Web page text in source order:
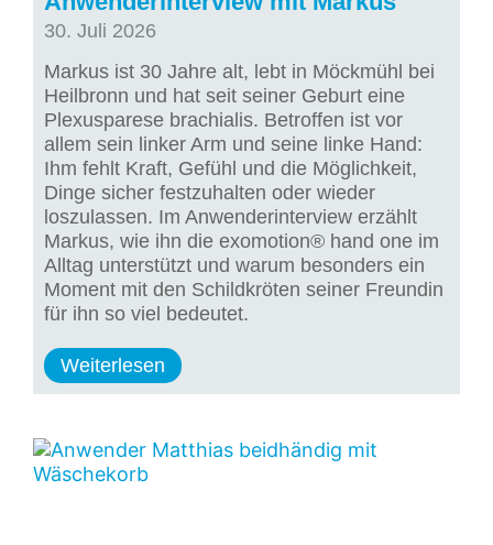
30. Juli 2026
Markus ist 30 Jahre alt, lebt in Möckmühl bei
Heilbronn und hat seit seiner Geburt eine
Plexusparese brachialis. Betroffen ist vor
allem sein linker Arm und seine linke Hand:
Ihm fehlt Kraft, Gefühl und die Möglichkeit,
Dinge sicher festzuhalten oder wieder
loszulassen. Im Anwenderinterview erzählt
Markus, wie ihn die exomotion® hand one im
Alltag unterstützt und warum besonders ein
Moment mit den Schildkröten seiner Freundin
für ihn so viel bedeutet.
Weiterlesen